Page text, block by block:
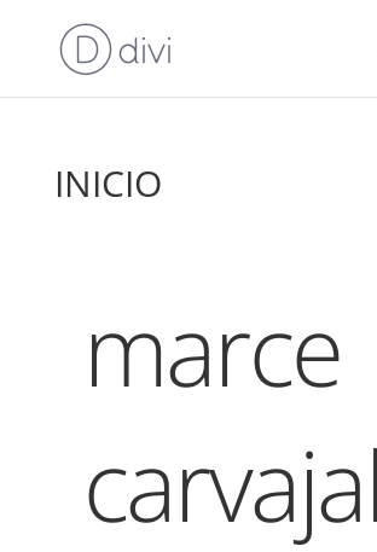
INICIO
marce
carvajal